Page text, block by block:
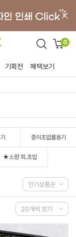
0
기획전 혜택보기
종이초밥롤용기
★소량 회.초밥